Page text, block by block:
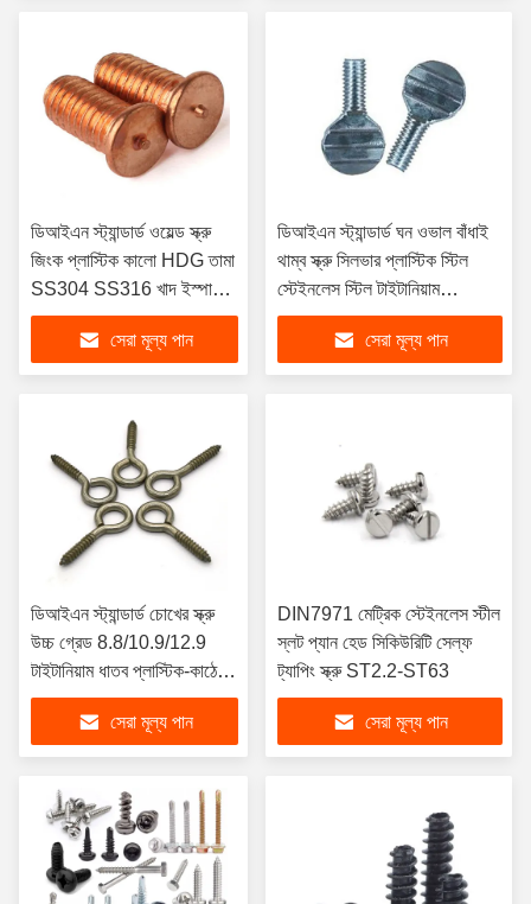
ডিআইএন স্ট্যান্ডার্ড ওয়েল্ড স্ক্রু
জিংক প্লাস্টিক কালো HDG তামা
SS304 SS316 খাদ ইস্পাত
কাস্টমাইজড অনুরোধের জন্য
সেরা মূল্য পান
ডিআইএন স্ট্যান্ডার্ড ঘন ওভাল বাঁধাই
থাম্ব স্ক্রু সিলভার প্লাস্টিক স্টিল
স্টেইনলেস স্টিল টাইটানিয়াম
অ্যালুমিনিয়াম প্লাস্টিক এম 3 মেট্রিক
সেরা মূল্য পান
ডিআইএন স্ট্যান্ডার্ড চোখের স্ক্রু
উচ্চ গ্রেড 8.8/10.9/12.9
টাইটানিয়াম ধাতব প্লাস্টিক-কাঠের
স্ক্রু হেক্স ক্যাপ বাঁধাই M5 M8
M6 M4 M2 M10 M12 M7
সেরা মূল্য পান
DIN7971 মেট্রিক স্টেইনলেস স্টীল
স্লট প্যান হেড সিকিউরিটি সেল্ফ
ট্যাপিং স্ক্রু ST2.2-ST63
সেরা মূল্য পান